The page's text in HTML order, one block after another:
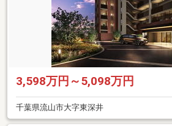
3,598万円～5,098万円
千葉県流山市大字東深井